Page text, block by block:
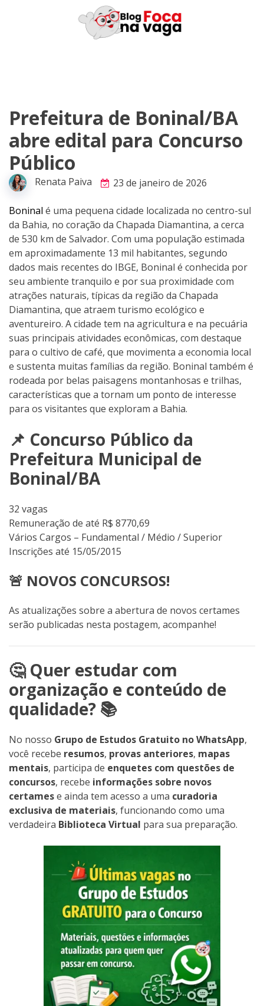
Prefeitura de Boninal/BA
abre edital para Concurso
Público
Renata Paiva 23 de janeiro de 2026
Boninal é uma pequena cidade localizada no centro-sul
da Bahia, no coração da Chapada Diamantina, a cerca
de 530 km de Salvador. Com uma população estimada
em aproximadamente 13 mil habitantes, segundo
dados mais recentes do IBGE, Boninal é conhecida por
seu ambiente tranquilo e por sua proximidade com
atrações naturais, típicas da região da Chapada
Diamantina, que atraem turismo ecológico e
aventureiro. A cidade tem na agricultura e na pecuária
suas principais atividades econômicas, com destaque
para o cultivo de café, que movimenta a economia local
e sustenta muitas famílias da região. Boninal também é
rodeada por belas paisagens montanhosas e trilhas,
características que a tornam um ponto de interesse
para os visitantes que exploram a Bahia.
📌 Concurso Público da
Prefeitura Municipal de
Boninal/BA
32 vagas
Remuneração de até R$ 8770,69
Vários Cargos – Fundamental / Médio / Superior
Inscrições até 15/05/2015
🚨 NOVOS CONCURSOS!
As atualizações sobre a abertura de novos certames
serão publicadas nesta postagem, acompanhe!
🤔 Quer estudar com
organização e conteúdo de
qualidade? 📚
No nosso Grupo de Estudos Gratuito no WhatsApp,
você recebe resumos, provas anteriores, mapas
mentais, participa de enquetes com questões de
concursos, recebe informações sobre novos
certamese ainda tem acesso a uma curadoria
exclusiva de materiais, funcionando como uma
verdadeira Biblioteca Virtual para sua preparação.